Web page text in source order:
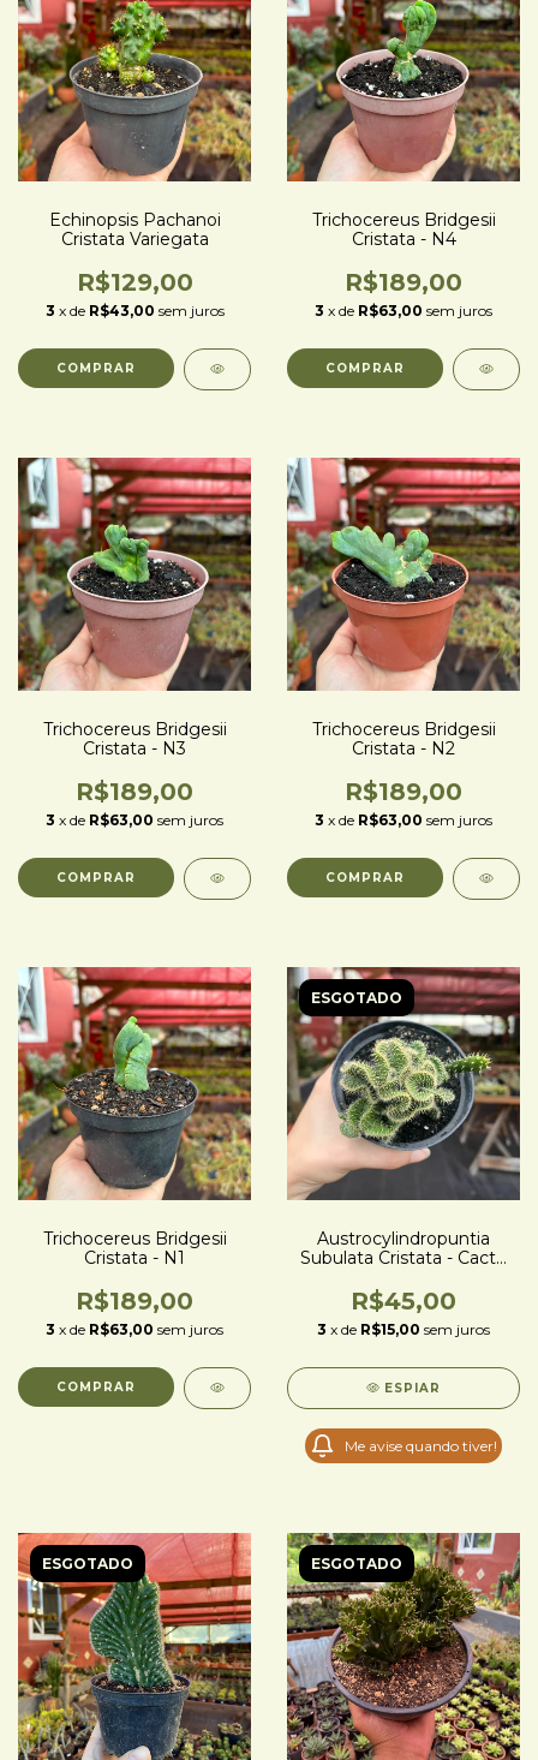
Echinopsis Pachanoi
Cristata Variegata
R$129,00
3 x de R$43,00 sem juros
Trichocereus Bridgesii
Cristata - N4
R$189,00
3 x de R$63,00 sem juros
Trichocereus Bridgesii
Cristata - N3
R$189,00
3 x de R$63,00 sem juros
Trichocereus Bridgesii
Cristata - N2
R$189,00
3 x de R$63,00 sem juros
Trichocereus Bridgesii
Cristata - N1
R$189,00
3 x de R$63,00 sem juros
ESGOTADO
Austrocylindropuntia
Subulata Cristata - Cacto
R$45,00
3 x de R$15,00 sem juros
ESPIAR
Me avise quando tiver!
ESGOTADO ESGOTADO